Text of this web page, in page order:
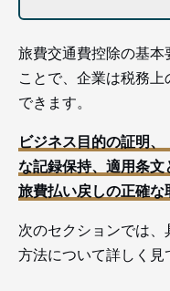
旅費交通費控除の基本
ことで、企業は税務
できます。
ビジネス目的の証明、
な記録保持、適用条
旅費払い戻しの正確な
次のセクションでは
方法について詳しく見